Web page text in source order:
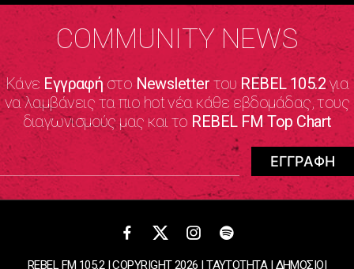
COMMUNITY NEWS
Κάνε Εγγραφήστο NewsletterτουREBEL 105.2για
να λαμβάνεις τα πιο hot νέα κάθε εβδομάδας, τους
διαγωνισμούς μας και το REBEL FM Top Chart
REBEL FM 105.2 | COPYRIGHT 2026 |ΤΑΥΤΟΤΗΤΑ|ΔΗΜΟΣΙΟΙ